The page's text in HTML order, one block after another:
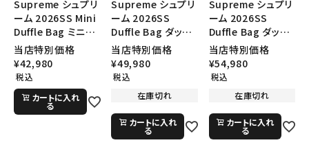
Follow us
Supreme シュプリ
ーム 2026SS Mini
Duffle Bag ミニダ
ッフルバッグ パープ
ル
当店特別価格
¥42,980
税込
カートに入れ
る
Supreme シュプリ
ーム 2026SS
Duffle Bag ダッフ
ルバッグ タン
当店特別価格
¥49,980
税込
在庫切れ
カートに入れ
る
Supreme シュプリ
ーム 2026SS
Duffle Bag ダッフ
ルバッグ レッドカモ
当店特別価格
¥54,980
税込
在庫切れ
カートに入れ
る